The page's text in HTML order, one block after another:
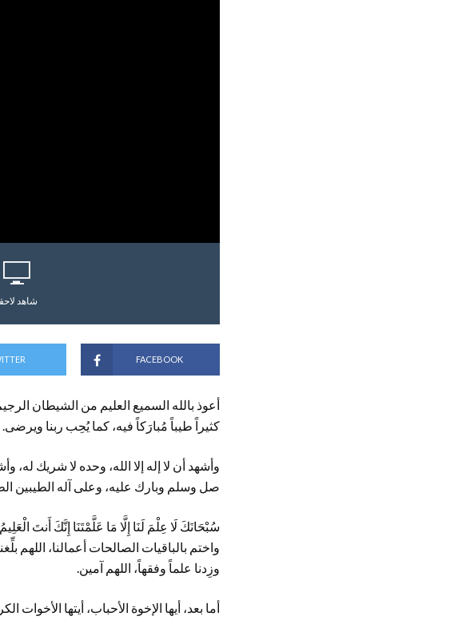
شاهد
FACEBOOK
أعوذ بالله السميع العليم من الشيطان
كثيراً طيباً مُبارَكاً فيه، كما يُحِب ربنا
وأشهد أن لا إله إلا الله، وحده لا شريك له،
صل وسلم وبارك عليه، وعلى آله الطيبين
سُبْحَانَكَ لَا عِلْمَ لَنَا إِلَّا مَا عَلَّمْتَنَا إِنَّكَ أَنتَ
واختم بالباقيات الصالحات أعمالنا، اللهم
وزِدنا علماً وفقهاً، اللهم آمين.
أما بعد، أيها الإخوة الأحباب، أيتها الأخوات